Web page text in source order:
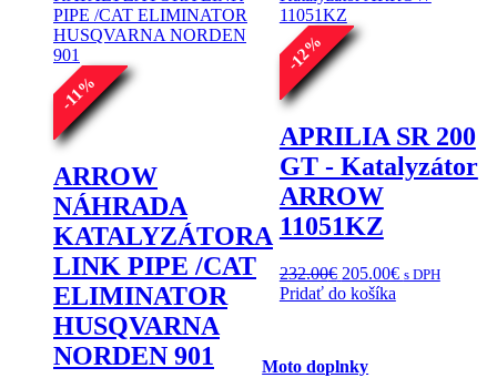
-
11
%
ARROW
NÁHRADA
KATALYZÁTORA
LINK PIPE /CAT
ELIMINATOR
HUSQVARNA
NORDEN 901
-
12%
APRILIA SR 200
GT - Katalyzátor
ARROW
11051KZ
232.00€ Pôvodná
cena
205.00€Aktuálna
s DPH
Pridať do košíka
Moto doplnky